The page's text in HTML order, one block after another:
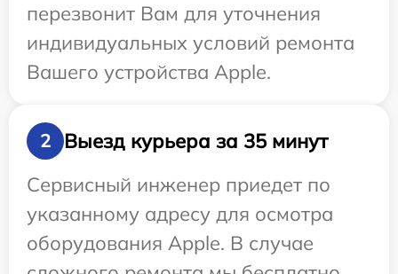
перезвонит Вам для уточнения
индивидуальных условий ремонта
Вашего устройства Apple.
2
Выезд курьера за 35 минут
Сервисный инженер приедет по
указанному адресу для осмотра
оборудования Apple. В случае